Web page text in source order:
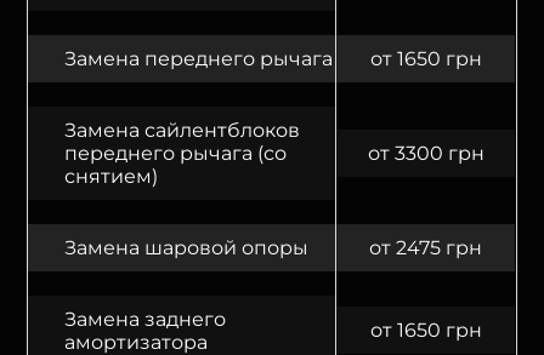
Замена переднего рычага от 1650 грн
Замена сайлентблоков
переднего рычага (со
снятием)
от 3300 грн
Замена шаровой опоры от 2475 грн
Замена заднего
амортизатора
от 1650 грн